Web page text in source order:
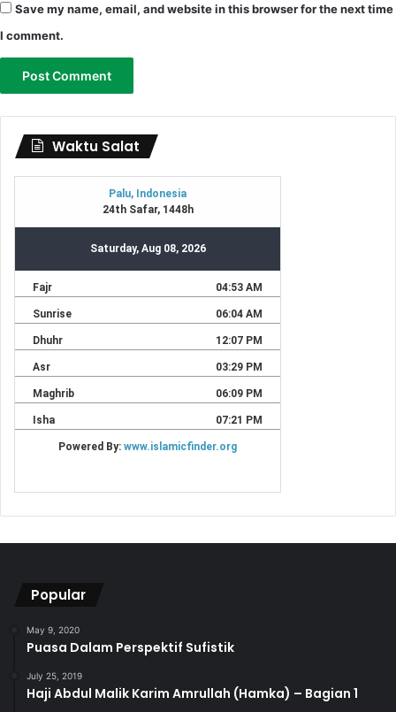
Save my name, email, and website in this browser for the next time
I comment.
Waktu Salat
Popular
May 9, 2020
Puasa Dalam Perspektif Sufistik
July 25, 2019
Haji Abdul Malik Karim Amrullah (Hamka) – Bagian 1